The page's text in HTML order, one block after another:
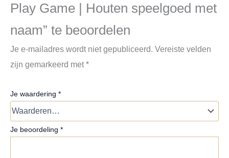
Play Game | Houten speelgoed met
naam” te beoordelen
Je e-mailadres wordt niet gepubliceerd. Vereiste velden
zijn gemarkeerd met*
Je waardering *
Je beoordeling *